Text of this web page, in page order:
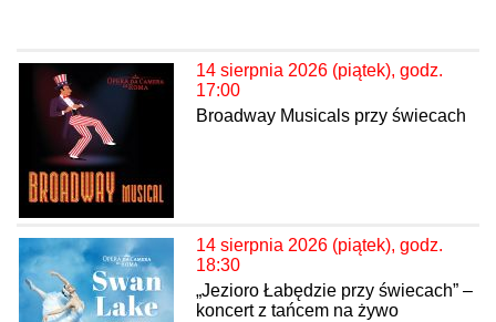
14 sierpnia 2026 (piątek), godz.
17:00
Broadway Musicals przy świecach
14 sierpnia 2026 (piątek), godz.
18:30
„Jezioro Łabędzie przy świecach” –
koncert z tańcem na żywo